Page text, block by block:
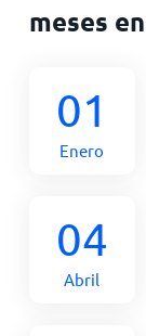
meses
01
Enero
04
Abril